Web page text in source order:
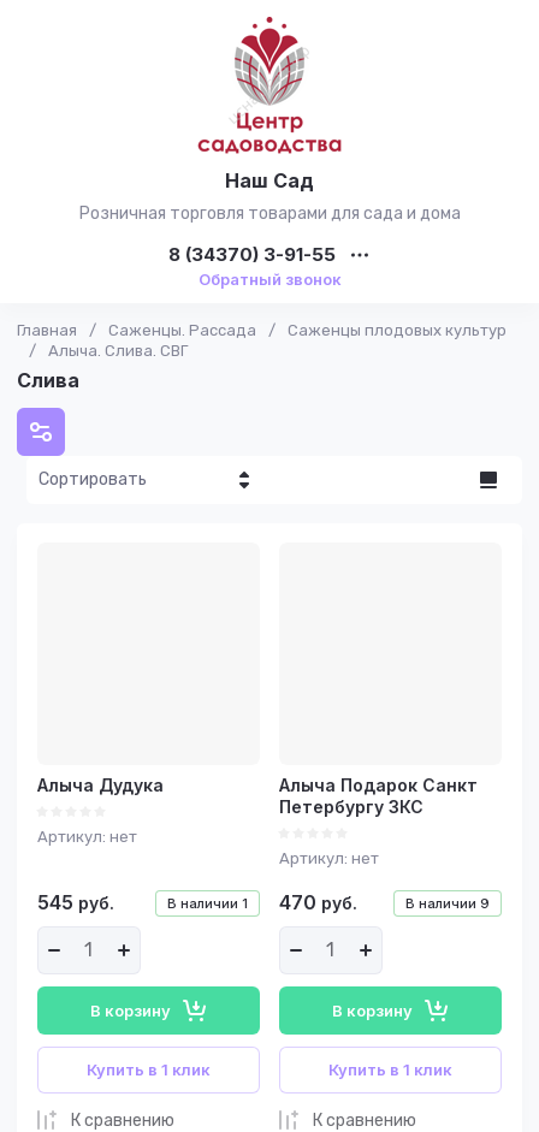
Наш Сад
Розничная торговля товарами для сада и дома
8 (34370) 3-91-55
Обратный звонок
Главная / Саженцы. Рассада /
Саженцы плодовых культур
/
Алыча. Слива. СВГ
Слива
Сортировать
Алыча Дудука
Артикул: нет
В наличии 1
545 руб.
В корзину
Купить в 1 клик
К сравнению
Алыча Подарок Санкт
Петербургу ЗКС
Артикул: нет
В наличии 9
470 руб.
В корзину
Купить в 1 клик
К сравнению